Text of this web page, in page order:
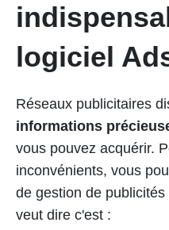
logiciel
Réseaux publicitaires
informations
vous pouvez acquérir.
inconvénients, vous
de gestion de
veut dire c'est :